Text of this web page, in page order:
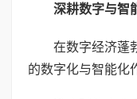
深耕数字与智
在数字经济蓬
的数字化与智能化